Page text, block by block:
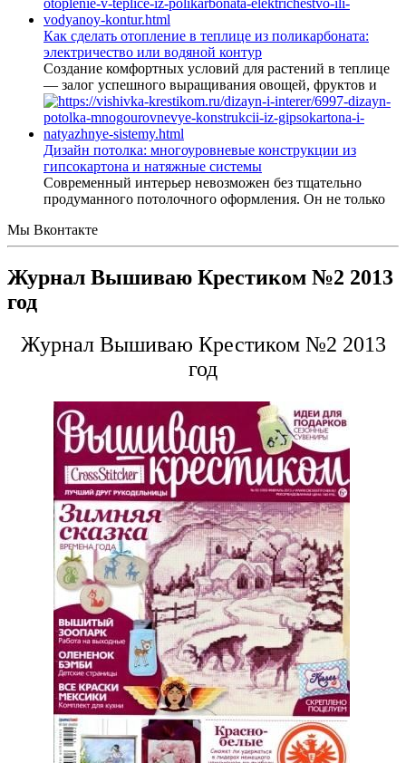
Как сделать отопление в теплице из поликарбоната:
электричество или водяной контур
Создание комфортных условий для растений в теплице
— залог успешного выращивания овощей, фруктов и
Дизайн потолка: многоуровневые конструкции из
гипсокартона и натяжные системы
Современный интерьер невозможен без тщательно
продуманного потолочного оформления. Он не только
Мы Вконтакте
Журнал Вышиваю Крестиком №2 2013
год
Журнал Вышиваю Крестиком №2 2013
год